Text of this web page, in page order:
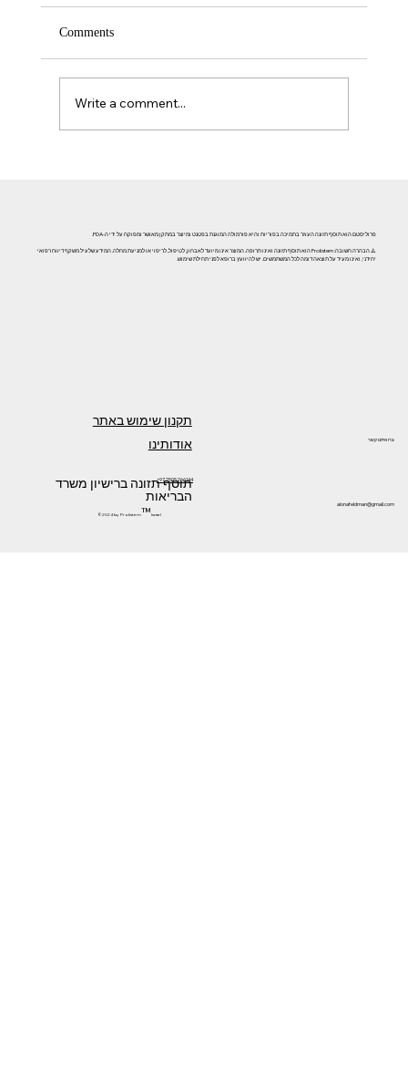
Comments
Write a comment...
©2024 by Prolistem™Israel
פרוליסטם הוא תוסף תזונה העוזר בתמיכה בפוריות והיא פורמולה המוגנת בפטנט ומיוצר במתקן מאושר ומפוקח על ידי ה-FDA.
⚠️ הבהרה חשובה: Prolistem הוא תוסף תזונה ואינו תרופה. המוצר אינו מיועד לאבחון, לטיפול, לריפוי או למניעת מחלה. המידע שלעיל משקף דיווח רפואי
יחידני, ואינו מעיד על תוצאה דומה לכל המשתמשים. יש להיוועץ ברופא לפני תחילת שימוש.
אודותינו
תקנון שימוש באתר
תוסף תזונה ברישיון משרד
הבריאות alonafeldman@gmail.com
צרו איתנו קשר
+972505266144